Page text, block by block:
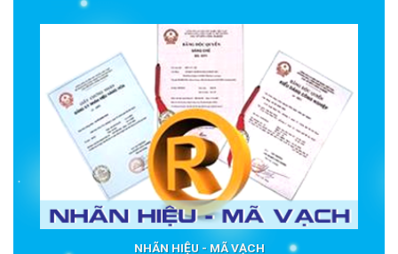
NHÃN HIỆU - MÃ VẠCH